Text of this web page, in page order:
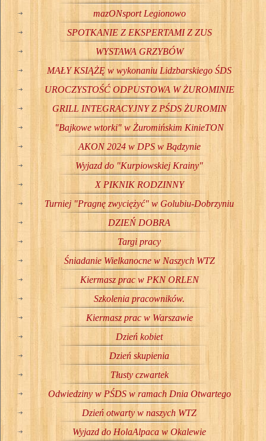
mazONsport Legionowo
SPOTKANIE Z EKSPERTAMI Z ZUS
WYSTAWA GRZYBÓW
MAŁY KSIĄŻĘ w wykonaniu Lidzbarskiego ŚDS
UROCZYSTOŚĆ ODPUSTOWA W ŻUROMINIE
GRILL INTEGRACYJNY Z PŚDS ŻUROMIN
"Bajkowe wtorki" w Żuromińskim KinieTON
AKON 2024 w DPS w Bądzynie
Wyjazd do "Kurpiowskiej Krainy"
X PIKNIK RODZINNY
Turniej "Pragnę zwyciężyć" w Golubiu-Dobrzyniu
DZIEŃ DOBRA
Targi pracy
Śniadanie Wielkanocne w Naszych WTZ
Kiermasz prac w PKN ORLEN
Szkolenia pracowników.
Kiermasz prac w Warszawie
Dzień kobiet
Dzień skupienia
Tłusty czwartek
Odwiedziny w PŚDS w ramach Dnia Otwartego
Dzień otwarty w naszych WTZ
Wyjazd do HolaAlpaca w Okalewie